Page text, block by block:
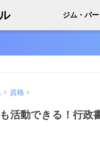
ジム・パ
資格
活動できる！行政